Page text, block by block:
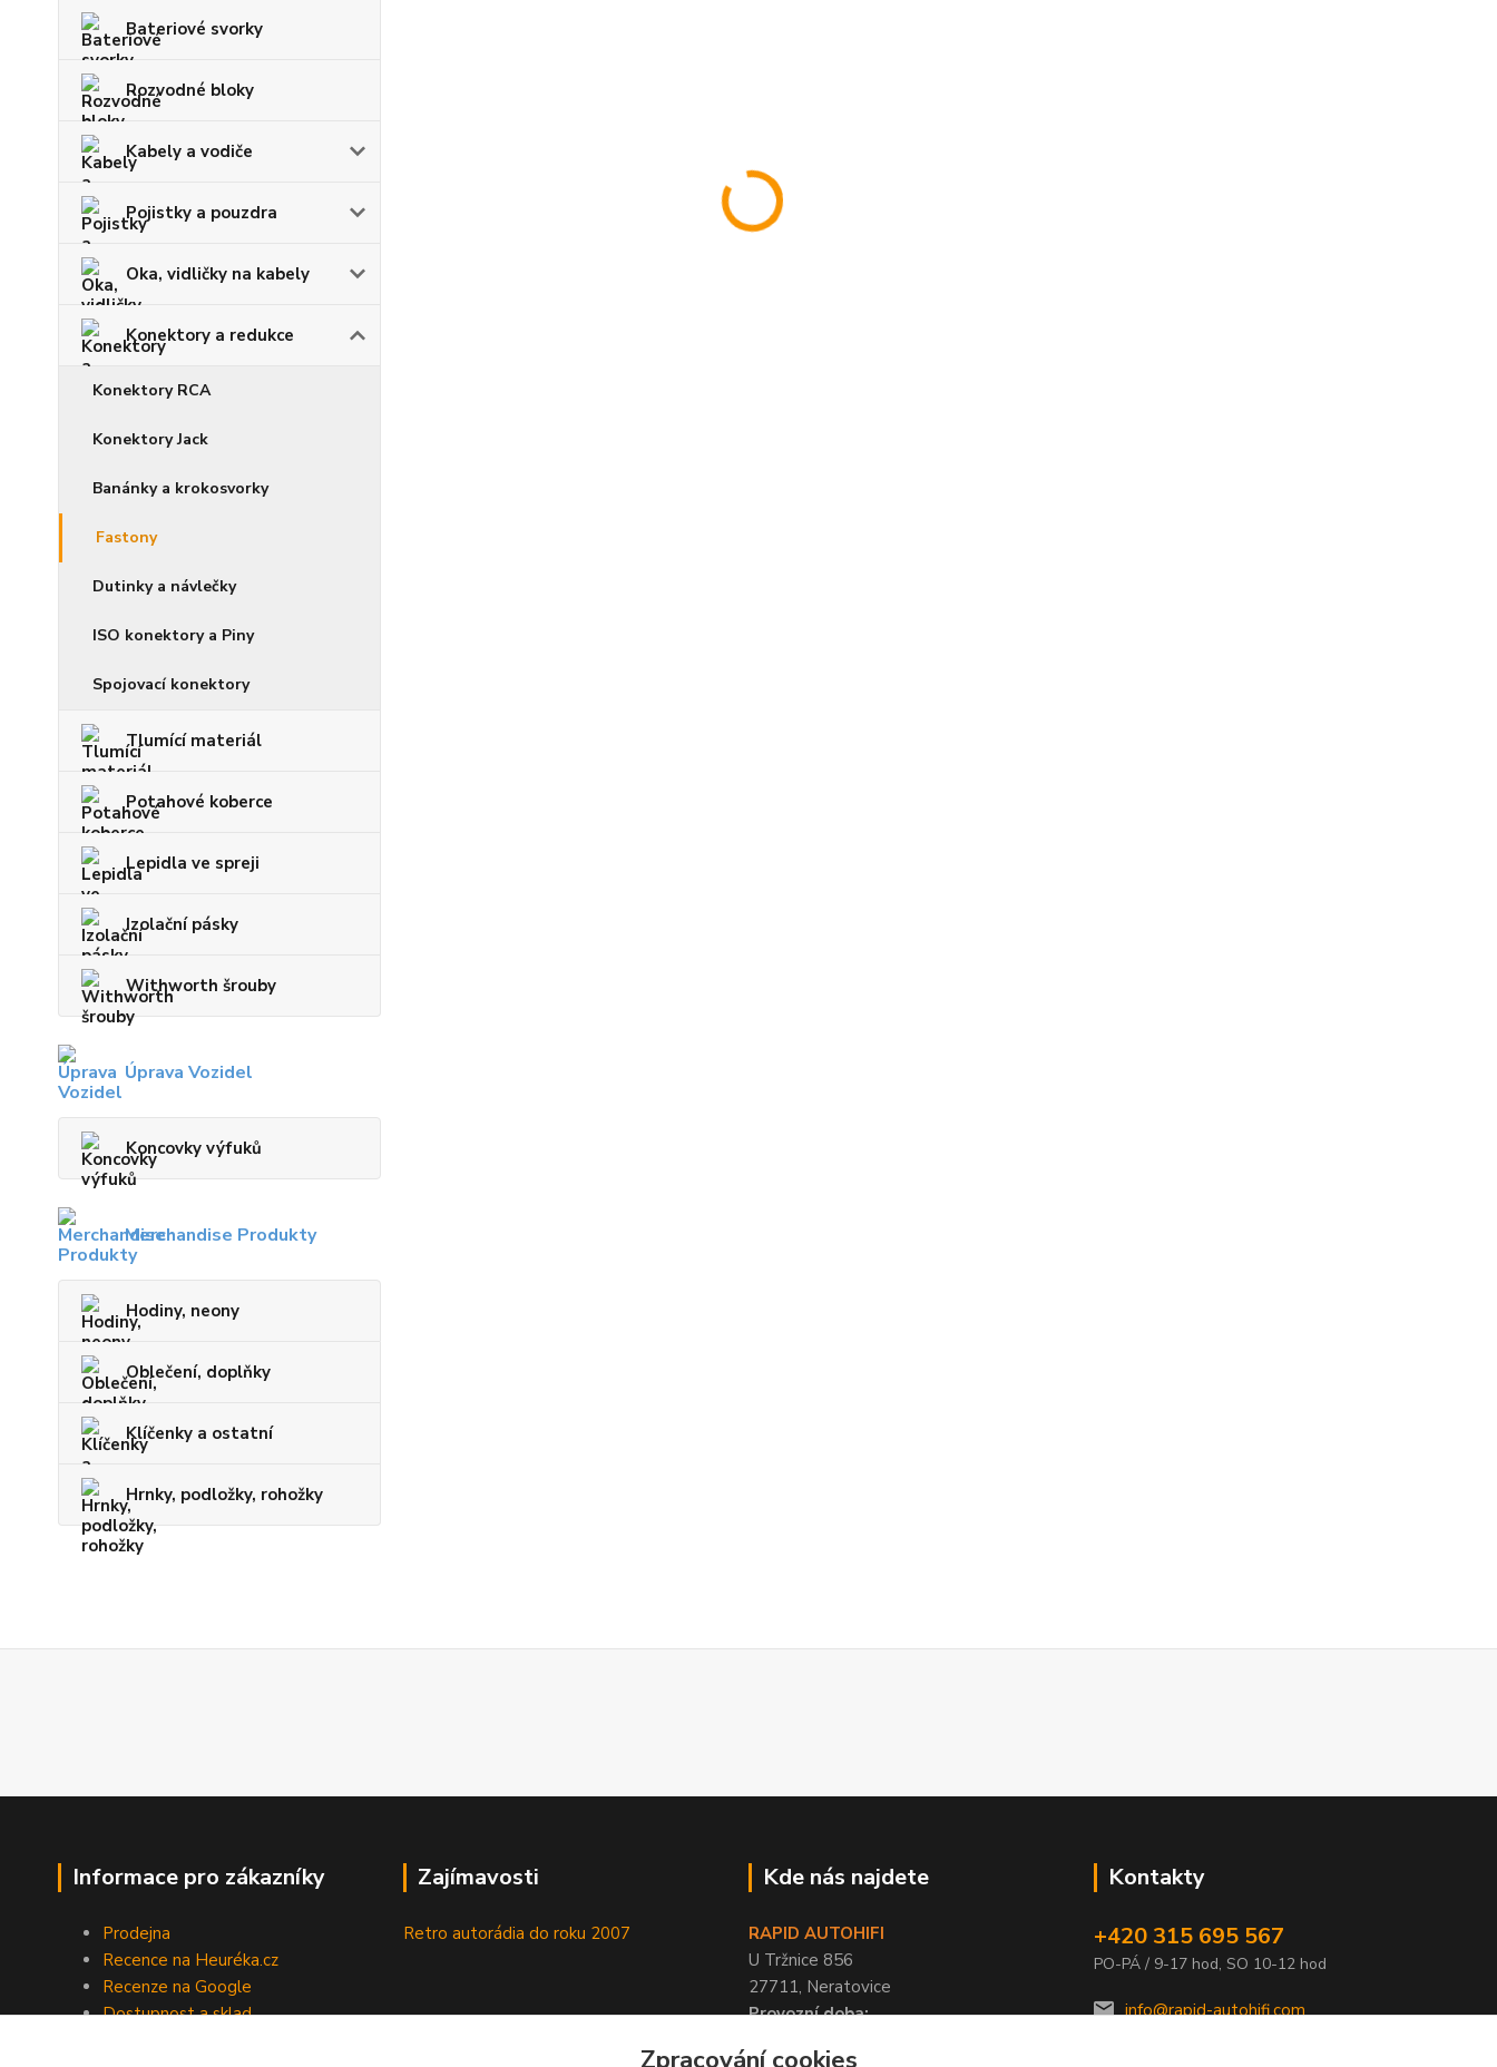
Bateriové svorky
Rozvodné bloky
Kabely a vodiče
Pojistky a pouzdra
Oka, vidličky na kabely
Konektory a redukce
Konektory RCA
Konektory Jack
Banánky a krokosvorky
Fastony
Dutinky a návlečky
ISO konektory a Piny
Spojovací konektory
Tlumící materiál
Potahové koberce
Lepidla ve spreji
Izolační pásky
Withworth šrouby
Úprava Vozidel
Koncovky výfuků
Merchandise Produkty
Hodiny, neony
Oblečení, doplňky
Klíčenky a ostatní
Hrnky, podložky, rohožky
Informace pro zákazníky
Prodejna
Recence na Heuréka.cz
Recenze na Google
Dostupnost a sklad
Zajímavosti
Retro autorádia do roku 2007
Kde nás najdete
RAPID AUTOHIFI
U Tržnice 856
27711, Neratovice
Provozní doba:
Kontakty
+420 315 695 567
PO-PÁ / 9-17 hod, SO 10-12 hod
info@rapid-autohifi.com
Zpracování cookies